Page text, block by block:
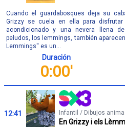
Cuando el guardabosques deja su
Grizzy se cuela en ella para
acondicionado y una nevera llena
peludos, los lemmings, también
Lemmings'' es un...
Duración
0:00'
12:41 Infantil / Dibujos
En Grizzy i els